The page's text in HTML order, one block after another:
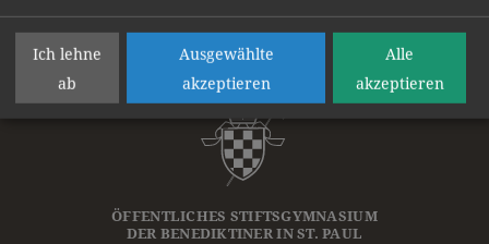
ÖFFENTLICHES STIFTSGYMNASIUM
DER BENEDIKTINERIN ST. PAUL
Ich lehne
ab
Ausgewählte
akzeptieren
Alle
akzeptieren